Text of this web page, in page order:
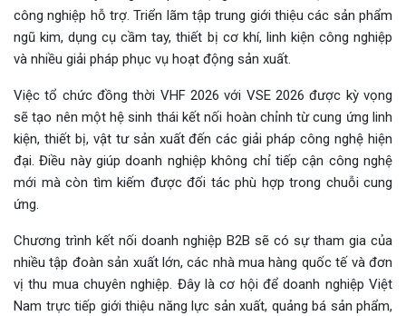
công nghiệp hỗ trợ. Triển lãm tập trung giới thiệu các sản phẩm
ngũ kim, dụng cụ cầm tay, thiết bị cơ khí, linh kiện công nghiệp
và nhiều giải pháp phục vụ hoạt động sản xuất.
Việc tổ chức đồng thời VHF 2026 với VSE 2026 được kỳ vọng
sẽ tạo nên một hệ sinh thái kết nối hoàn chỉnh từ cung ứng linh
kiện, thiết bị, vật tư sản xuất đến các giải pháp công nghệ hiện
đại. Điều này giúp doanh nghiệp không chỉ tiếp cận công nghệ
mới mà còn tìm kiếm được đối tác phù hợp trong chuỗi cung
ứng.
Chương trình kết nối doanh nghiệp B2B sẽ có sự tham gia của
nhiều tập đoàn sản xuất lớn, các nhà mua hàng quốc tế và đơn
vị thu mua chuyên nghiệp. Đây là cơ hội để doanh nghiệp Việt
Nam trực tiếp giới thiệu năng lực sản xuất, quảng bá sản phẩm,